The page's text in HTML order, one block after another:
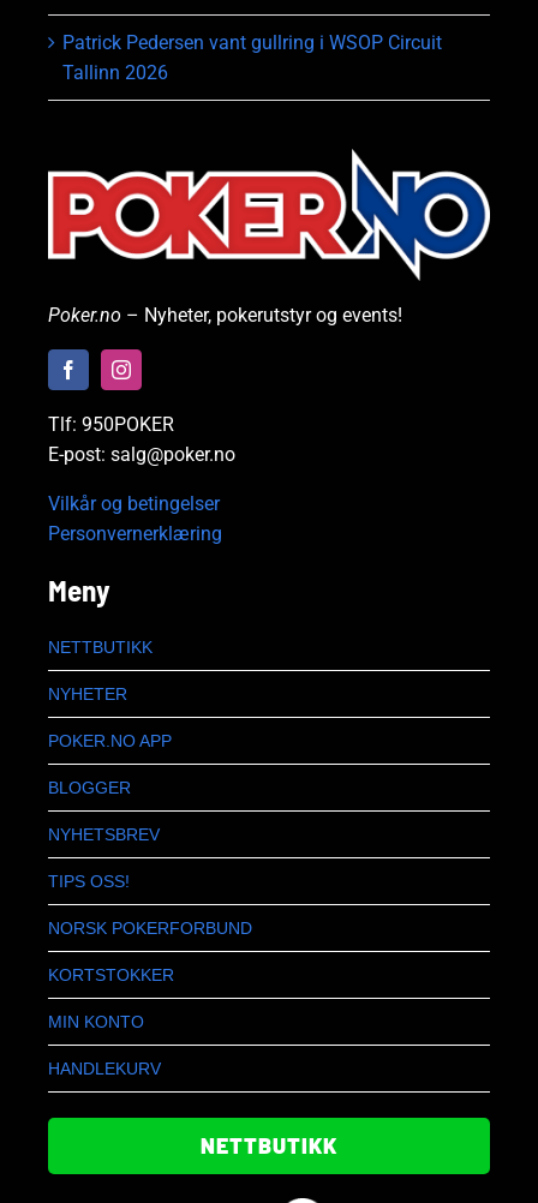
Patrick Pedersen vant gullring i WSOP Circuit
Tallinn 2026
Poker.no – Nyheter, pokerutstyr og events!
Tlf: 950POKER
E-post: salg@poker.no
Vilkår og betingelser
Personvernerklæring
Meny
NETTBUTIKK
NYHETER
POKER.NO APP
BLOGGER
NYHETSBREV
TIPS OSS!
NORSK POKERFORBUND
KORTSTOKKER
MIN KONTO
HANDLEKURV
NETTBUTIKK